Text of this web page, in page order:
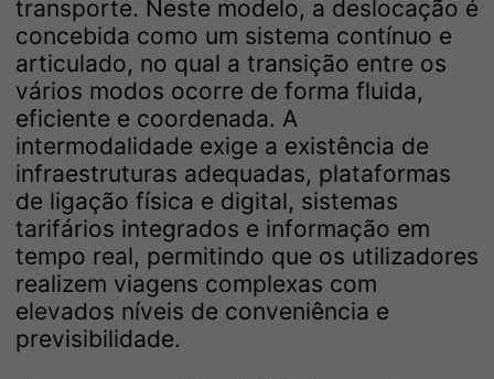
transporte. Neste modelo, a deslocação é
concebida como um sistema contínuo e
articulado, no qual a transição entre os
vários modos ocorre de forma fluida,
eficiente e coordenada. A
intermodalidade exige a existência de
infraestruturas adequadas, plataformas
de ligação física e digital, sistemas
tarifários integrados e informação em
tempo real, permitindo que os utilizadores
realizem viagens complexas com
elevados níveis de conveniência e
previsibilidade.